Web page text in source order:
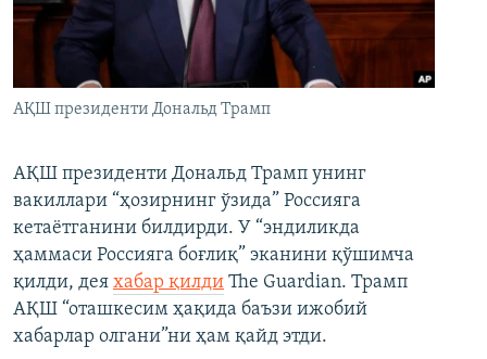
АҚШ президенти Дональд Трамп
АҚШ президенти Дональд Трамп унинг
вакиллари “ҳозирнинг ўзида” Россияга
кетаётганини билдирди. У “эндиликда
ҳаммаси Россияга боғлиқ” эканини қўшимча
қилди, дея хабар қилди The Guardian. Трамп
АҚШ “оташкесим ҳақида баъзи ижобий
хабарлар олгани”ни ҳам қайд этди.